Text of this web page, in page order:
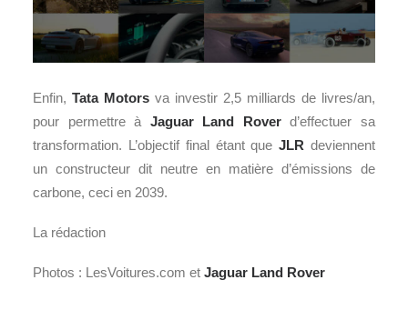
Enfin, Tata Motors va investir 2,5 milliards de livres/an,
pour permettre à Jaguar Land Roverd’effectuer sa
transformation. L’objectif final étant queJLR deviennent
un constructeur dit neutre en matière d’émissions de
carbone, ceci en 2039.
La rédaction
Photos : LesVoitures.com et Jaguar Land Rover